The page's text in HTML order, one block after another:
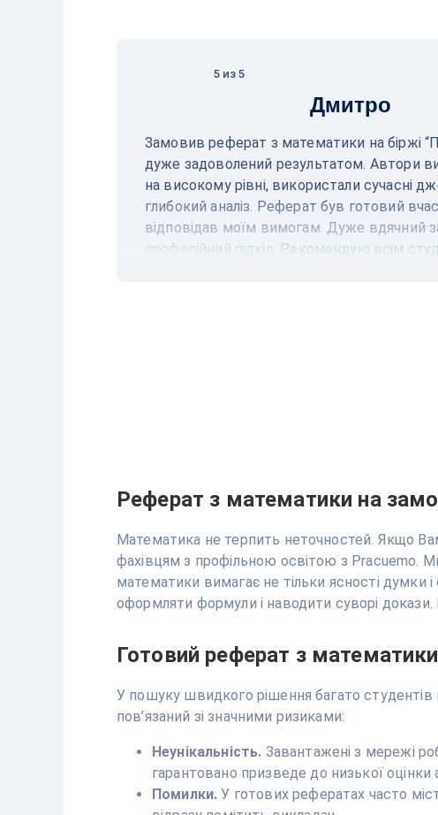
5 из 5
Дмитро
Замовив реферат з математики на біржі
дуже задоволений результатом. Автори
на високому рівні, використали сучасні
глибокий аналіз. Реферат був готовий
відповідав моїм вимогам. Дуже вдячний за
професійний підхід. Рекомендую всім
Реферат з математики на
Математика не терпить неточностей. Якщо
фахівцям з профільною освітою з Pracuemo.
математики вимагає не тільки ясності думки
оформляти формули і наводити суворі
Готовий реферат з
У пошуку швидкого рішення багато
пов’язаний зі значними ризиками:
Неунікальність. Завантажені з мережі
гарантовано призведе до низької оцінки
Помилки. У готових рефератах часто